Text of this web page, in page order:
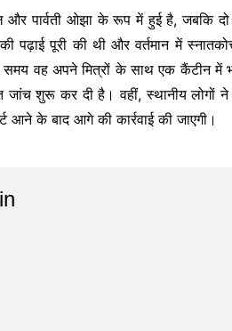
और पार्वती ओझा के रूप में हुई है, जबकि
पढ़ाई पूरी की थी और वर्तमान में
समय वह अपने मित्रों के साथ एक कैंटीन में
शुरू कर दी है। वहीं, स्थानीय लोगों ने
आने के बाद आगे की कार्रवाई की जाएगी।